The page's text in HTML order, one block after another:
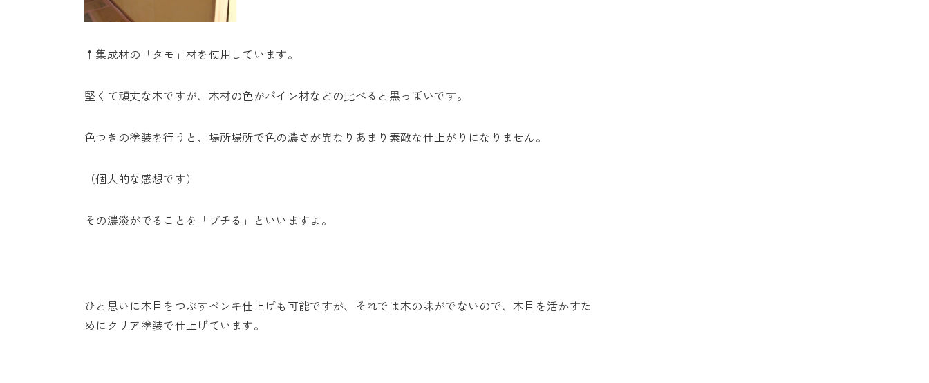
↑集成材の「タモ」材を使用しています。
堅くて頑丈な木ですが、木材の色がパイン材などの比べると黒っぽいです。
色つきの塗装を行うと、場所場所で色の濃さが異なりあまり素敵な仕上がりになりません。
（個人的な感想です）
その濃淡がでることを「ブチる」といいますよ。
ひと思いに木目をつぶすペンキ仕上げも可能ですが、それでは木の味がでないので、木目を活かすた
めにクリア塗装で仕上げています。